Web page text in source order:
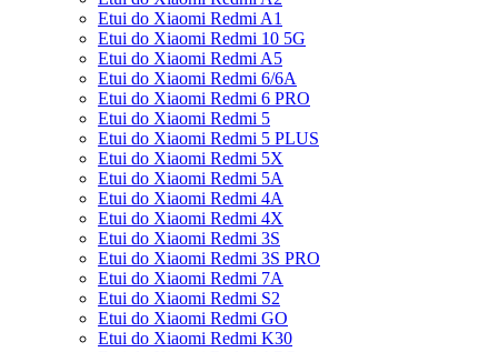
Etui do Xiaomi Redmi A1
Etui do Xiaomi Redmi 10 5G
Etui do Xiaomi Redmi A5
Etui do Xiaomi Redmi 6/6A
Etui do Xiaomi Redmi 6 PRO
Etui do Xiaomi Redmi 5
Etui do Xiaomi Redmi 5 PLUS
Etui do Xiaomi Redmi 5X
Etui do Xiaomi Redmi 5A
Etui do Xiaomi Redmi 4A
Etui do Xiaomi Redmi 4X
Etui do Xiaomi Redmi 3S
Etui do Xiaomi Redmi 3S PRO
Etui do Xiaomi Redmi 7A
Etui do Xiaomi Redmi S2
Etui do Xiaomi Redmi GO
Etui do Xiaomi Redmi K30